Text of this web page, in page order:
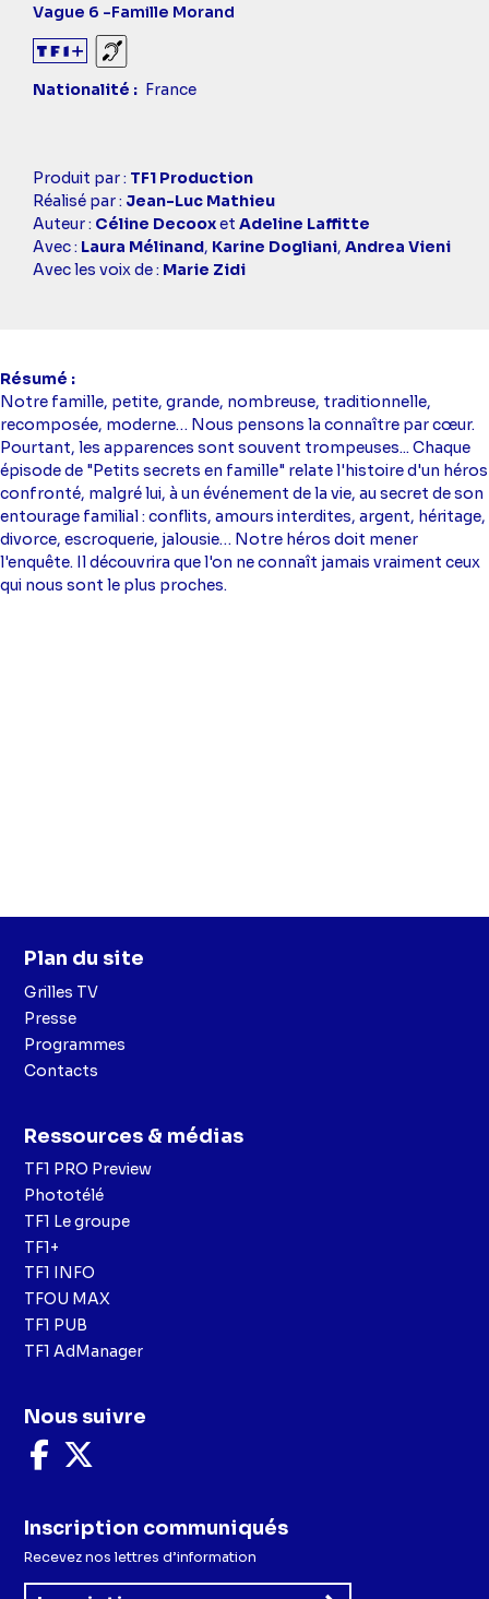
Vague 6 -Famille Morand
Sourds et malentendants
Nationalité
France
Casting
simba
Produit par : TF1 Production
Réalisé par : Jean-Luc Mathieu
Auteur : Céline Decooxet Adeline Laffitte
Avec : Laura Mélinand, Karine Dogliani, Andrea Vieni
Avec les voix de : Marie Zidi
Résumé
Notre famille, petite, grande, nombreuse, traditionnelle,
recomposée, moderne… Nous pensons la connaître par cœur.
Pourtant, les apparences sont souvent trompeuses... Chaque
épisode de "Petits secrets en famille" relate l'histoire d'un héros
confronté, malgré lui, à un événement de la vie, au secret de son
entourage familial : conflits, amours interdites, argent, héritage,
divorce, escroquerie, jalousie… Notre héros doit mener
l'enquête. Il découvrira que l'on ne connaît jamais vraiment ceux
qui nous sont le plus proches.
Plan du site
Grilles TV
Presse
Programmes
Contacts
Ressources & médias
TF1 PRO Preview
Phototélé
TF1 Le groupe
TF1+
TF1 INFO
TFOU MAX
TF1 PUB
TF1 AdManager
Nous suivre
Nous
suivre
Facebook
X
Inscription communiqués
Recevez nos lettres d’information